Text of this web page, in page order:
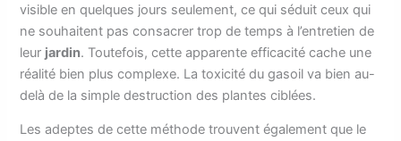
visible en quelques jours seulement, ce qui séduit ceux qui
ne souhaitent pas consacrer trop de temps à l’entretien de
leur jardin. Toutefois, cette apparente efficacité cache une
réalité bien plus complexe. La toxicité du gasoil va bien au-
delà de la simple destruction des plantes ciblées.
Les adeptes de cette méthode trouvent également que le